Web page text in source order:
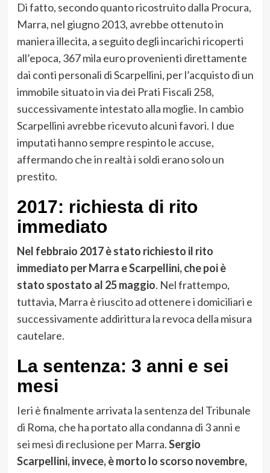
Di fatto, secondo quanto ricostruito dalla Procura,
Marra, nel giugno 2013, avrebbe ottenuto in
maniera illecita, a seguito degli incarichi ricoperti
all’epoca, 367 mila euro provenienti direttamente
dai conti personali di Scarpellini, per l’acquisto di un
immobile situato in via dei Prati Fiscali 258,
successivamente intestato alla moglie. In cambio
Scarpellini avrebbe ricevuto alcuni favori. I due
imputati hanno sempre respinto le accuse,
affermando che in realtà i soldi erano solo un
prestito.
2017: richiesta di rito
immediato
Nel febbraio 2017 è stato richiesto il rito
immediato per Marra e Scarpellini, che poi è
stato spostato al 25 maggio. Nel frattempo,
tuttavia, Marra è riuscito ad ottenere i domiciliari e
successivamente addirittura la revoca della misura
cautelare.
La sentenza: 3 anni e sei
mesi
Ieri è finalmente arrivata la sentenza del Tribunale
di Roma, che ha portato alla condanna di 3 anni e
sei mesi di reclusione per Marra.Sergio
Scarpellini, invece, è morto lo scorso novembre,